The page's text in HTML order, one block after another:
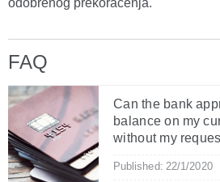
FAQ
Can the bank
balance on my
without my
Published: 22/1/2020